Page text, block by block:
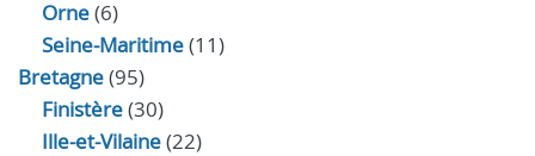
Orne(6)
Seine-Maritime(11)
Bretagne(95)
Finistère(30)
Ille-et-Vilaine(22)